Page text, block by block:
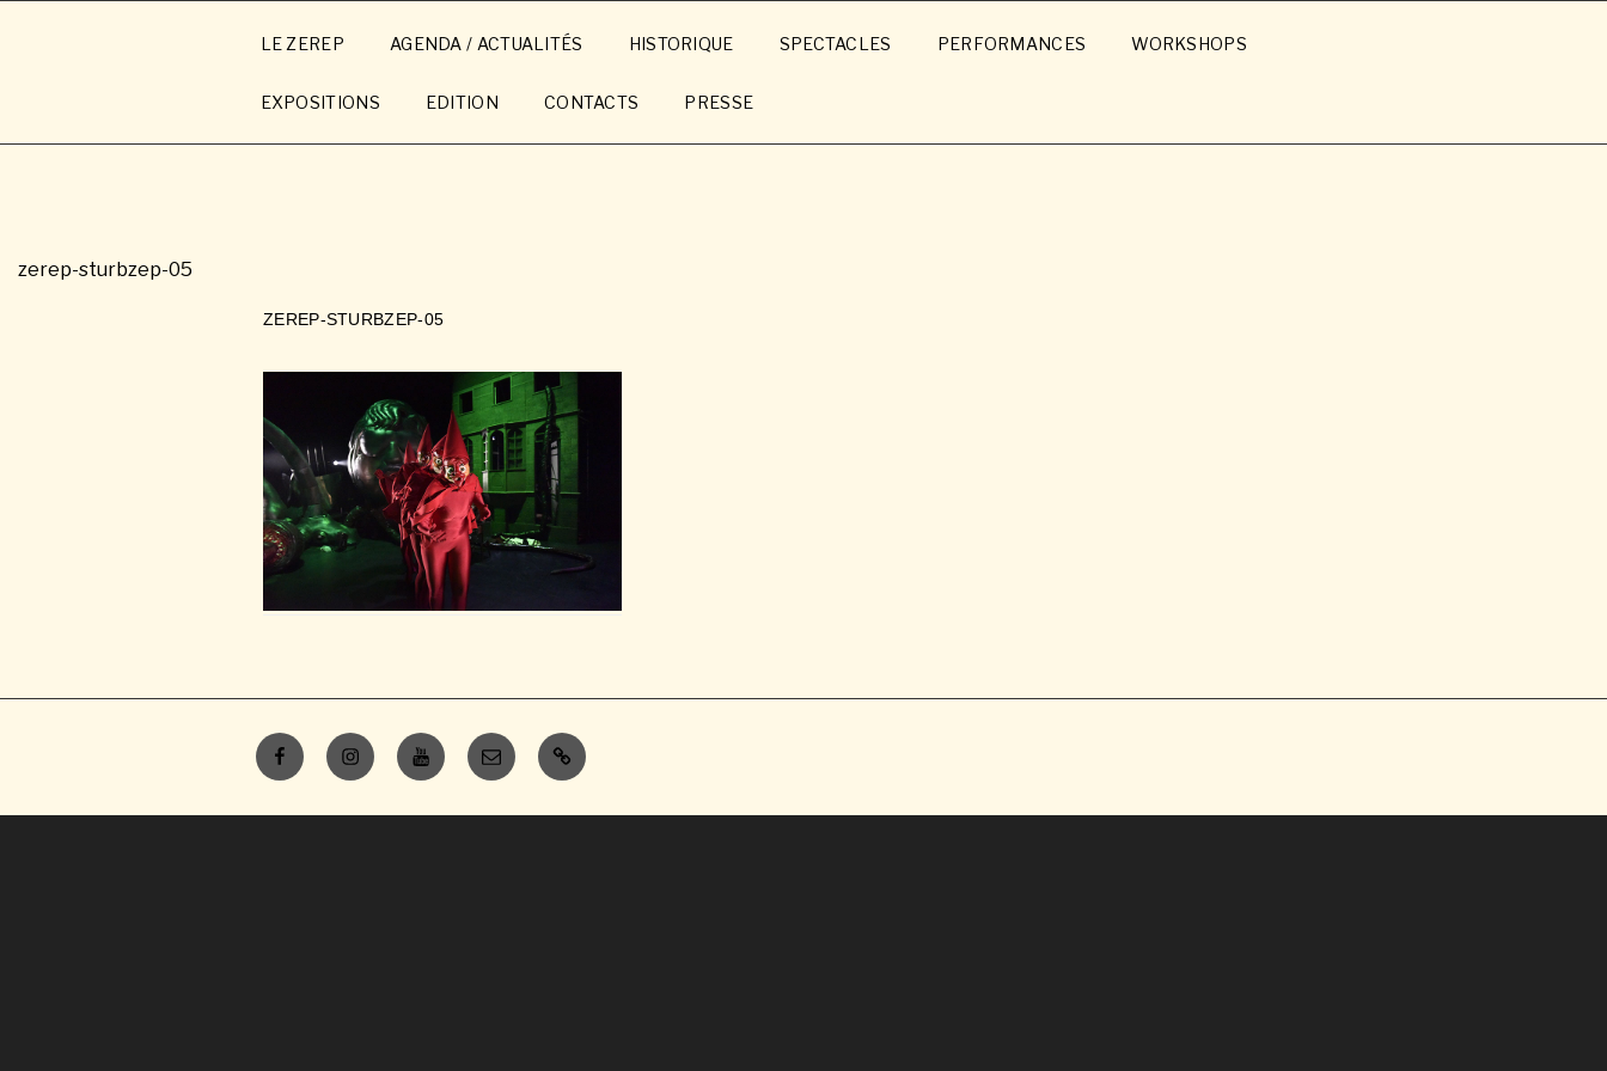
LE ZEREP AGENDA / ACTUALITÉS HISTORIQUE SPECTACLES PERFORMANCES WORKSHOPS
EXPOSITIONS EDITION CONTACTS PRESSE
zerep-sturbzep-05
ZEREP-STURBZEP-05
FacebookInstagramYoutubeE-
mail
Contacts